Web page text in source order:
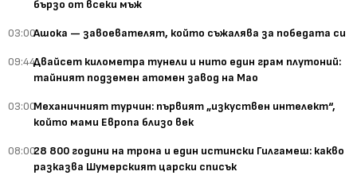
бързо от всеки мъж
03:00Ашока — завоевателят, който съжалява за победата си
09:44Двайсет километра тунели и нито един грам плутоний:
тайният подземен атомен завод на Мао
03:00Механичният турчин: първият „изкуствен интелект“,
който мами Европа близо век
08:0028 800 години на трона и един истински Гилгамеш: какво
разказва Шумерският царски списък